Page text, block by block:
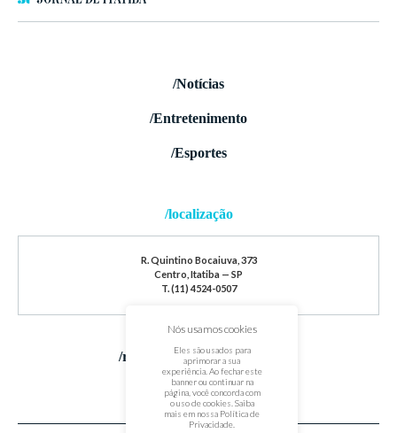
/Notícias
/Entretenimento
/Esportes
/localização
R. Quintino Bocaiuva, 373
Centro, Itatiba — SP
T. (11) 4524-0507
/redes sociais
Nós usamos cookies
Eles são usados para
aprimorar a sua
experiência. Ao fechar este
banner ou continuar na
página, você concorda com
o uso de cookies. Saiba
mais em nossa Política de
Privacidade